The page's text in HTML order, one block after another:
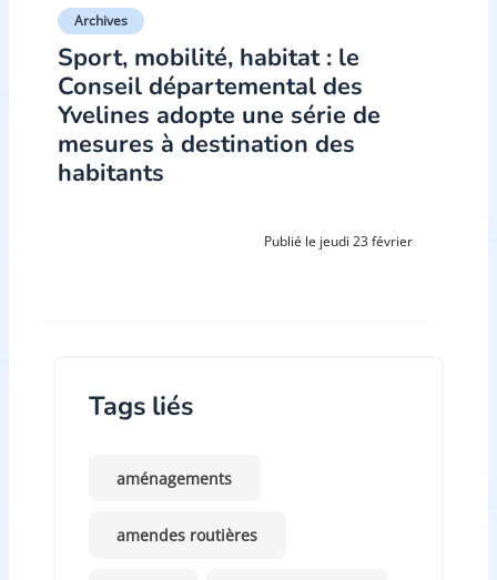
Archives
Sport, mobilité, habitat : le
Conseil départemental des
Yvelines adopte une série de
mesures à destination des
habitants
Publié le jeudi 23 février
Tags liés
aménagements
amendes routières